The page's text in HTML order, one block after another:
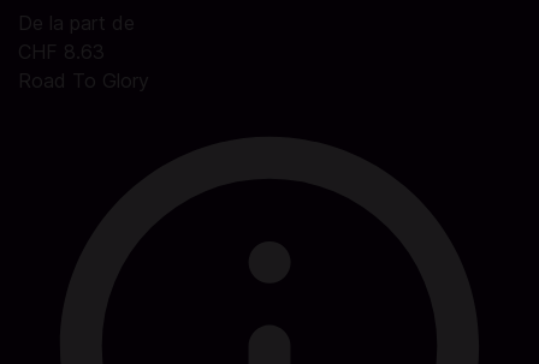
De la part de
CHF 8.63
Road To Glory